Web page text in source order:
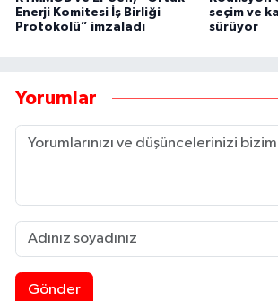
Enerji Komitesi İş Birliği
Protokolü” imzaladı
seçim ve
sürüyor
Yorumlar
Gönder